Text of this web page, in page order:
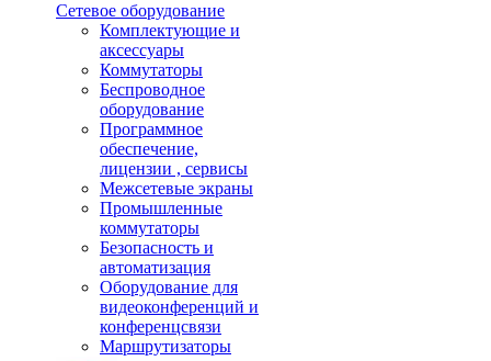
Сетевое оборудование
Комплектующие и
аксессуары
Коммутаторы
Беспроводное
оборудование
Программное
обеспечение,
лицензии , сервисы
Межсетевые экраны
Промышленные
коммутаторы
Безопасность и
автоматизация
Оборудование для
видеоконференций и
конференцсвязи
Маршрутизаторы